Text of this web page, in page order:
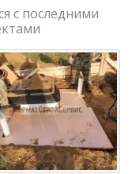
с последними